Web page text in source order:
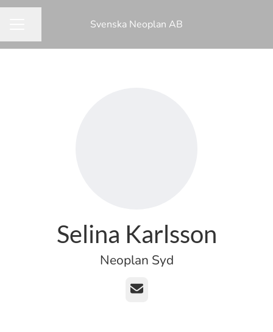
Svenska Neoplan AB
Selina Karlsson
Neoplan Syd
E-post